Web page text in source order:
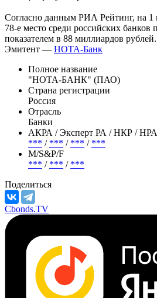
по денежным обязательствам в
дней с момента наступления даты их
сообщил регулятор.
78-е место среди российских банков
показателем в 88 миллиардов рублей.
Эмитент —НОТА-Банк
Полное название
"НОТА-БАНК" (ПАО)
Страна регистрации
Россия
Отрасль
Банки
***/***
М/S&P/F
***/
Поделиться
Cbonds.TV